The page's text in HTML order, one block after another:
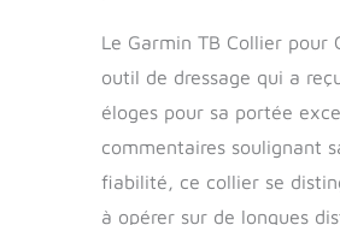
Le Garmin TB Collier pour
outil de dressage qui a
éloges pour sa portée
commentaires soulignant
fiabilité, ce collier se
à opérer sur de longues